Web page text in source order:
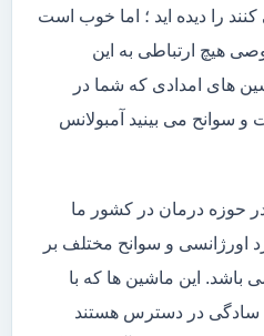
را دیده اید ؛ اما خوب است
هیچ ارتباطی به این
های امدادی که شما در
سوانح می بینید آمبولانس
حوزه درمان در کشور ما
و سوانح مختلف بر
باشد. این ماشین ها که با
تلفن معروف ۱۱۵ به سادگی در دسترس هستند